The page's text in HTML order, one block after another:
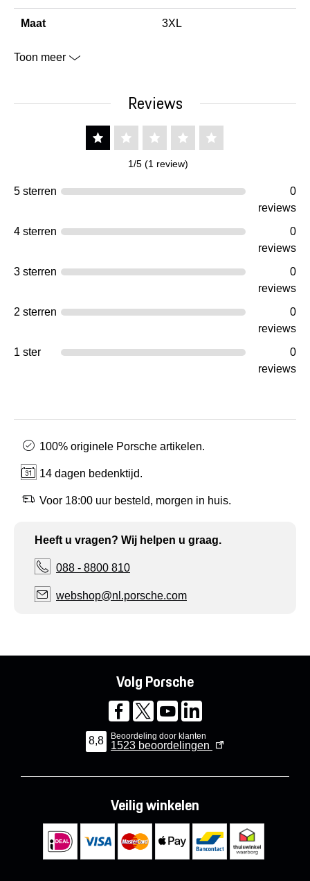
Maat 3XL
Toon meer
Reviews
1/5 (1 review)
5 sterren
0
reviews
4 sterren
0
reviews
3 sterren
0
reviews
2 sterren
0
reviews
1 ster
0
reviews
100% originele Porsche artikelen.
14 dagen bedenktijd.
Voor 18:00 uur besteld, morgen in huis.
Heeft u vragen? Wij helpen u graag.
088 - 8800 810
webshop@nl.porsche.com
Volg Porsche
8,8 Beoordeling door klanten
1523 beoordelingen
Veilig winkelen